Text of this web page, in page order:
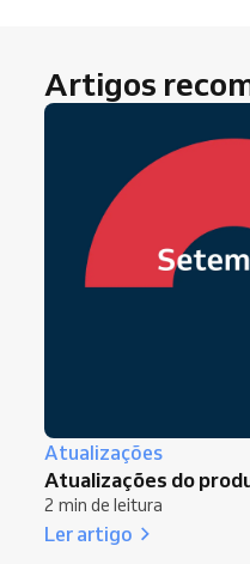
Artigos
Atualizações
Atualizações do
2 min de leitura
Ler artigo